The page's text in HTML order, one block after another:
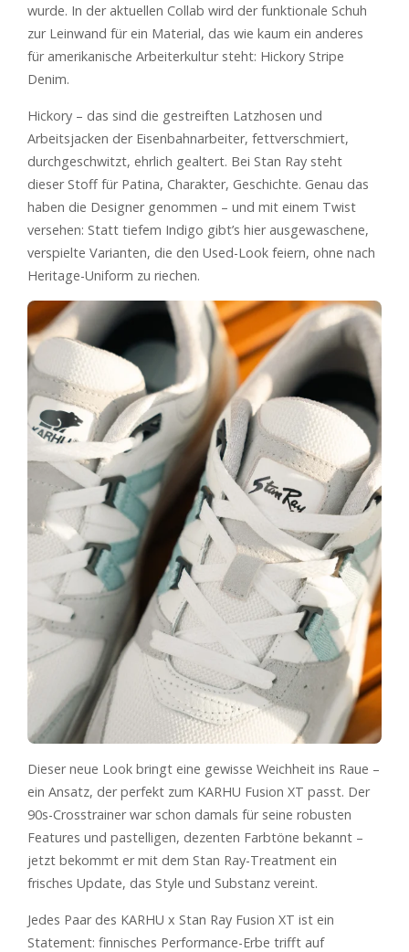
wurde. In der aktuellen Collab wird der funktionale Schuh
zur Leinwand für ein Material, das wie kaum ein anderes
für amerikanische Arbeiterkultur steht: Hickory Stripe
Denim.
Hickory – das sind die gestreiften Latzhosen und
Arbeitsjacken der Eisenbahnarbeiter, fettverschmiert,
durchgeschwitzt, ehrlich gealtert. Bei Stan Ray steht
dieser Stoff für Patina, Charakter, Geschichte. Genau das
haben die Designer genommen – und mit einem Twist
versehen: Statt tiefem Indigo gibt’s hier ausgewaschene,
verspielte Varianten, die den Used-Look feiern, ohne nach
Heritage-Uniform zu riechen.
Dieser neue Look bringt eine gewisse Weichheit ins Raue –
ein Ansatz, der perfekt zum KARHU Fusion XT passt. Der
90s-Crosstrainer war schon damals für seine robusten
Features und pastelligen, dezenten Farbtöne bekannt –
jetzt bekommt er mit dem Stan Ray-Treatment ein
frisches Update, das Style und Substanz vereint.
Jedes Paar des KARHU x Stan Ray Fusion XT ist ein
Statement: finnisches Performance-Erbe trifft auf